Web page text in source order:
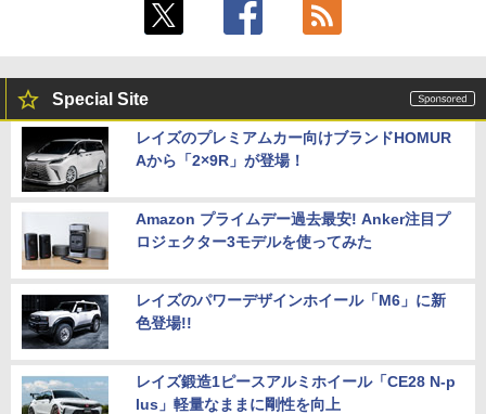
Special Site
レイズのプレミアムカー向けブランドHOMUR
Aから「2×9R」が登場！
Amazon プライムデー過去最安! Anker注目プ
ロジェクター3モデルを使ってみた
レイズのパワーデザインホイール「M6」に新
色登場!!
レイズ鍛造1ピースアルミホイール「CE28 N-p
lus」軽量なままに剛性を向上